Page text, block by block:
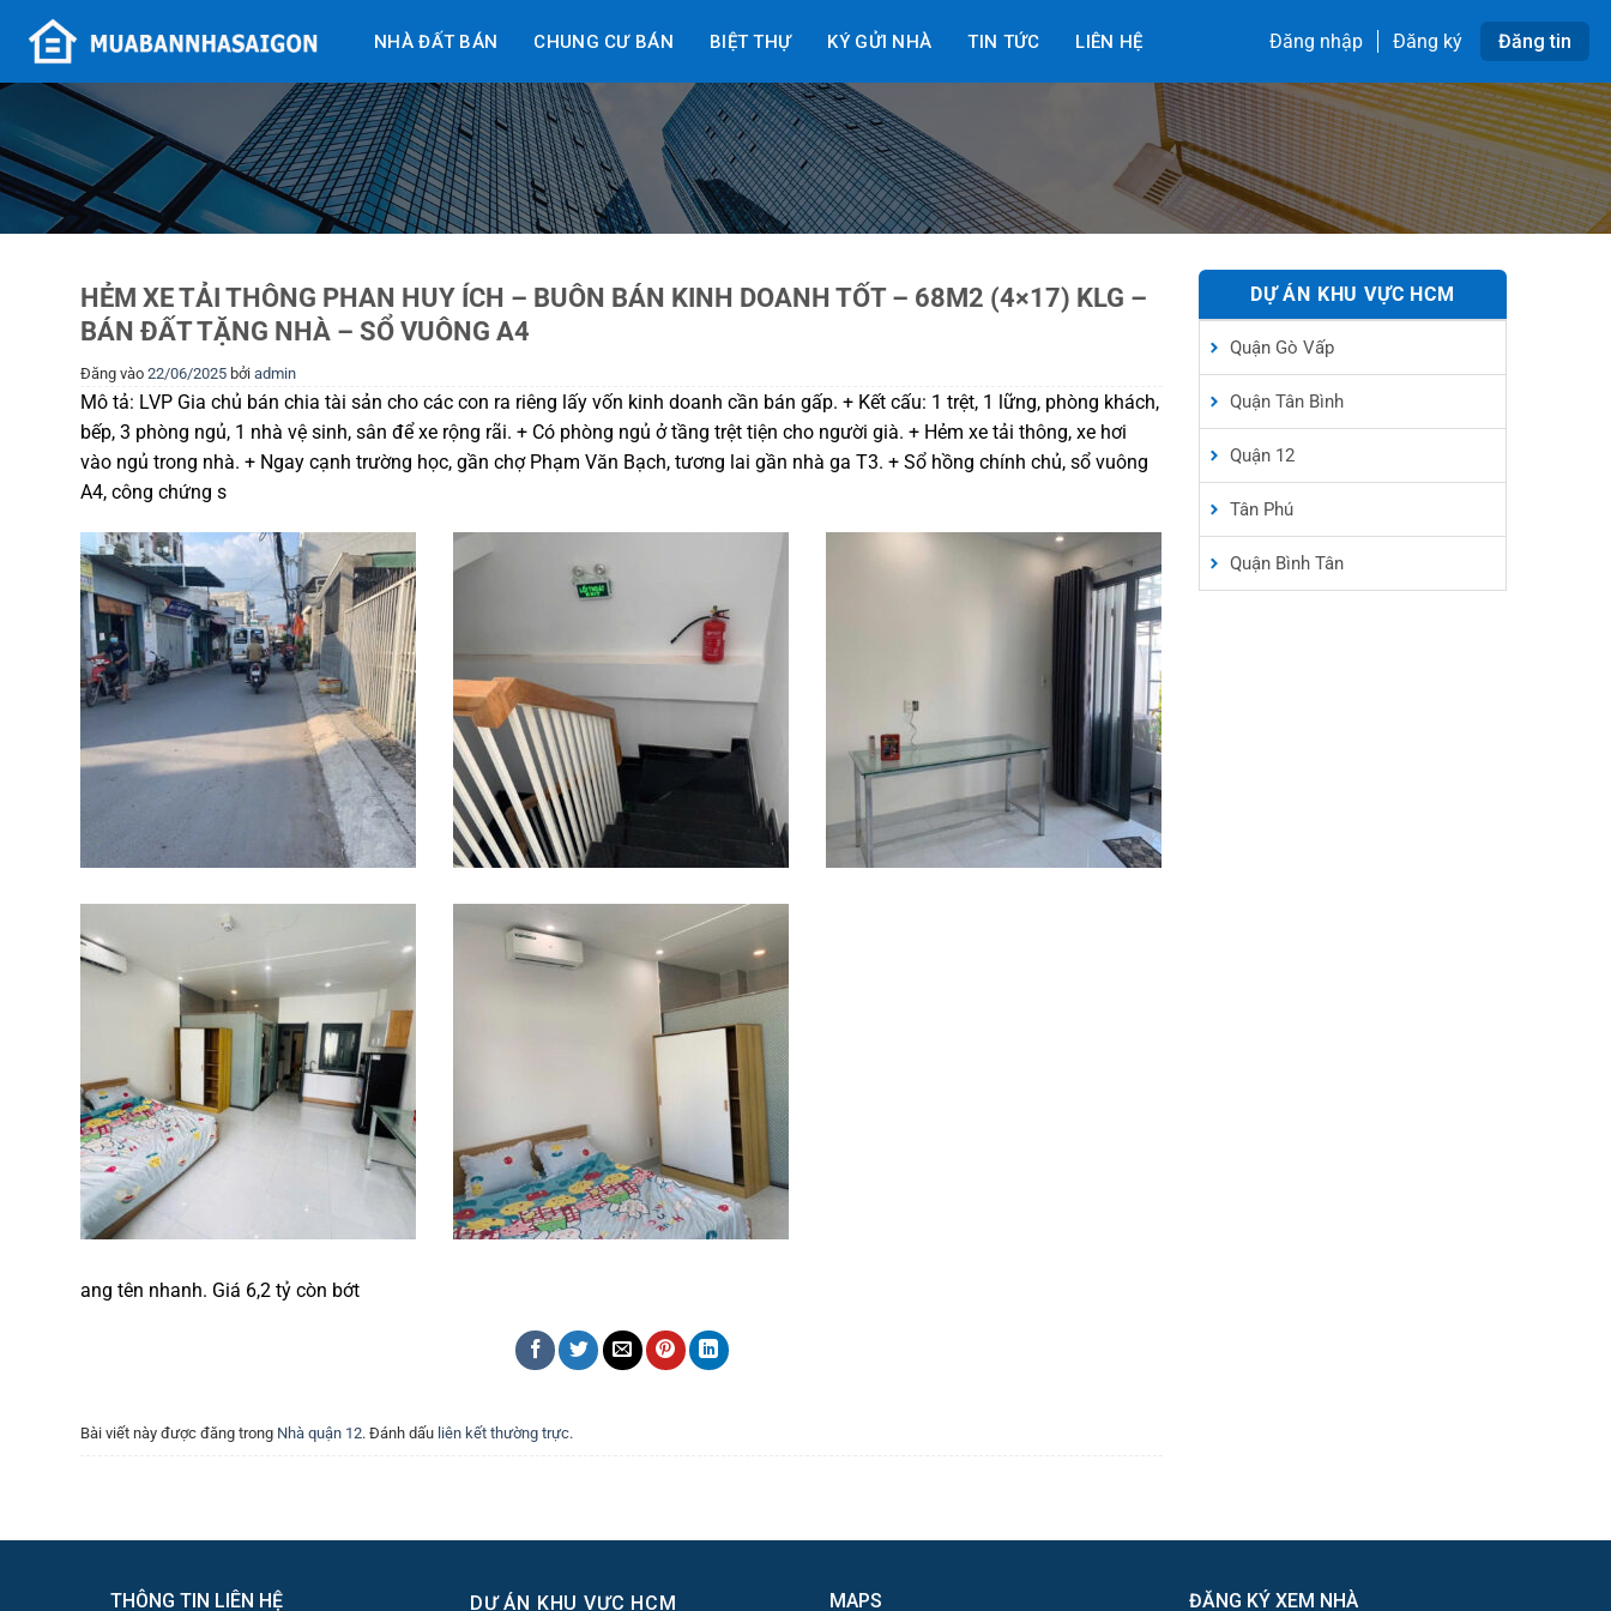
qua
NHÀ ĐẤT BÁN CHUNG CƯ BÁN BIỆT THỰ KÝ GỬI NHÀ TIN TỨC LIÊN HỆ Đăng nhập Đăng ký Đăng tin
HẺM XE TẢI THÔNG PHAN HUY ÍCH – BUÔN BÁN KINH DOANH TỐT – 68M2 (4×17) KLG –
BÁN ĐẤT TẶNG NHÀ – SỔ VUÔNG A4
Đăng vào 22/06/2025 bởi admin
Mô tả: LVP Gia chủ bán chia tài sản cho các con ra riêng lấy vốn kinh doanh cần bán gấp. + Kết cấu: 1 trệt, 1 lững, phòng khách,
bếp, 3 phòng ngủ, 1 nhà vệ sinh, sân để xe rộng rãi. + Có phòng ngủ ở tầng trệt tiện cho người già. + Hẻm xe tải thông, xe hơi
vào ngủ trong nhà. + Ngay cạnh trường học, gần chợ Phạm Văn Bạch, tương lai gần nhà ga T3. + Sổ hồng chính chủ, sổ vuông
A4, công chứng s
ang tên nhanh. Giá 6,2 tỷ còn bớt
Bài viết này được đăng trong Nhà quận 12. Đánh dấu liên kết thường trực.
DỰ ÁN KHU VỰC HCM
Quận Gò Vấp
Quận Tân Bình
Quận 12
Tân Phú
Quận Bình Tân
THÔNG TIN LIÊN HỆ DỰ ÁN KHU VỰC HCM MAPS ĐĂNG KÝ XEM NHÀ